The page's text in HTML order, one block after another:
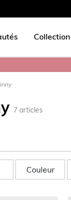
Collection
7 articles
Couleur